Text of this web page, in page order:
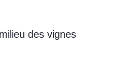
des vignes